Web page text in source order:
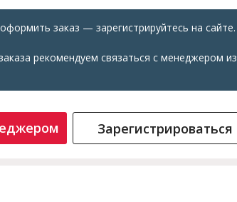
заказ — зарегистрируйтесь на сайте.
рекомендуем связаться с менеджером из
Зарегистрироваться